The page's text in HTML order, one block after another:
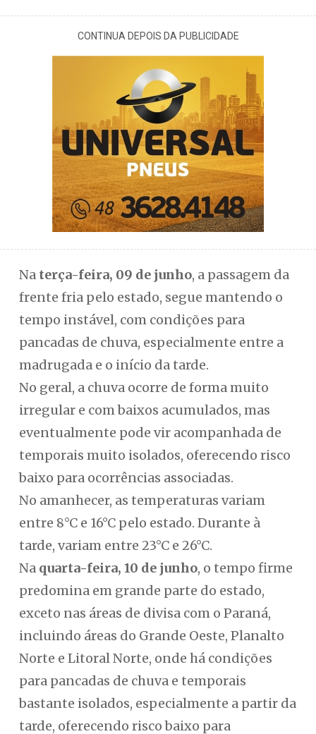
CONTINUA DEPOIS DA PUBLICIDADE
Naterça-feira, 09 de junho, a passagem da
frente fria pelo estado, segue mantendo o
tempo instável, com condições para
pancadas de chuva, especialmente entre a
madrugada e o início da tarde.
No geral, a chuva ocorre de forma muito
irregular e com baixos acumulados, mas
eventualmente pode vir acompanhada de
temporais muito isolados, oferecendo risco
baixo para ocorrências associadas.
No amanhecer, as temperaturas variam
entre 8°C e 16°C pelo estado. Durante à
tarde, variam entre 23°C e 26°C.
Naquarta-feira, 10 de junho, o tempo firme
predomina em grande parte do estado,
exceto nas áreas de divisa com o Paraná,
incluindo áreas do Grande Oeste, Planalto
Norte e Litoral Norte, onde há condições
para pancadas de chuva e temporais
bastante isolados, especialmente a partir da
tarde, oferecendo risco baixo para